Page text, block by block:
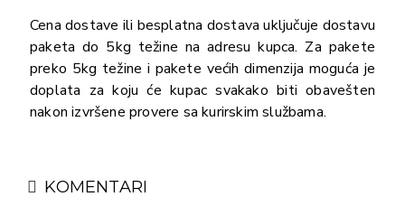
Cena dostave ili besplatna dostava uključuje dostavu
paketa do 5kg težine na adresu kupca. Za pakete
preko 5kg težine i pakete većih dimenzija moguća je
doplata za koju će kupac svakako biti obavešten
nakon izvršene provere sa kurirskim službama.
KOMENTARI